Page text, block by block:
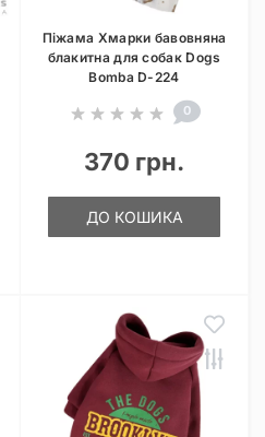
Піжама Хмарки бавовняна
блакитна для собак Dogs
Bomba D-224
0
370 грн.
ДО КОШИКА